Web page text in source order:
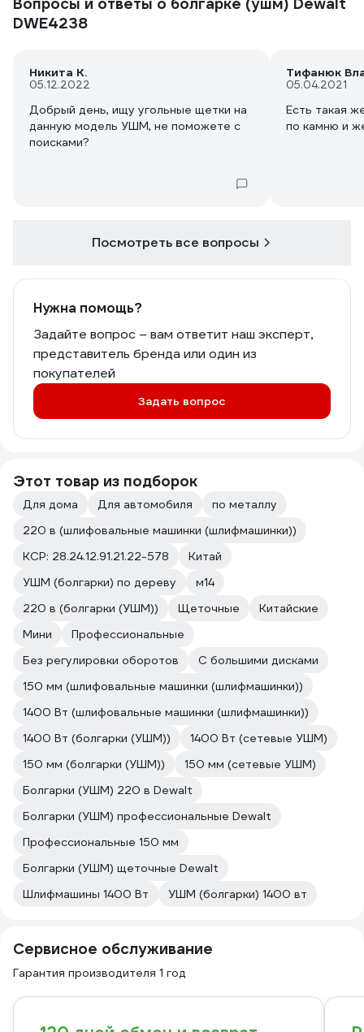
Вопросы и ответы о болгарке (ушм) Dewalt
DWE4238
Никита К.
05.12.2022
Добрый день, ищу угольные щетки на
данную модель УШМ, не поможете с
поисками?
Тифанюк
05.04.2021
Есть такая
по камню и
Посмотреть все вопросы
Нужна помощь?
Задайте вопрос – вам ответит наш эксперт,
представитель бренда или один из
покупателей
Задать вопрос
Этот товар из подборок
Для дома Для автомобиля
по металлу
220 в (шлифовальные машинки (шлифмашинки))
КСР: 28.24.12.91.21.22-578
Китай
УШМ (болгарки) по дереву
м14
220 в (болгарки (УШМ))
Щеточные
Китайские
Мини
Профессиональные
Без регулировки оборотов
С большими дисками
150 мм (шлифовальные машинки (шлифмашинки))
1400 Вт (шлифовальные машинки (шлифмашинки))
1400 Вт (болгарки (УШМ))
1400 Вт (сетевые УШМ)
150 мм (болгарки (УШМ))
150 мм (сетевые УШМ)
Болгарки (УШМ) 220 в Dewalt
Болгарки (УШМ) профессиональные Dewalt
Профессиональные 150 мм
Болгарки (УШМ) щеточные Dewalt
Шлифмашины 1400 Вт
УШМ (болгарки) 1400 вт
Сервисное обслуживание
Гарантия производителя 1 год